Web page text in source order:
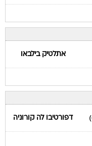
אתלטיק בילבאו
דפורטיבו לה קורוניה